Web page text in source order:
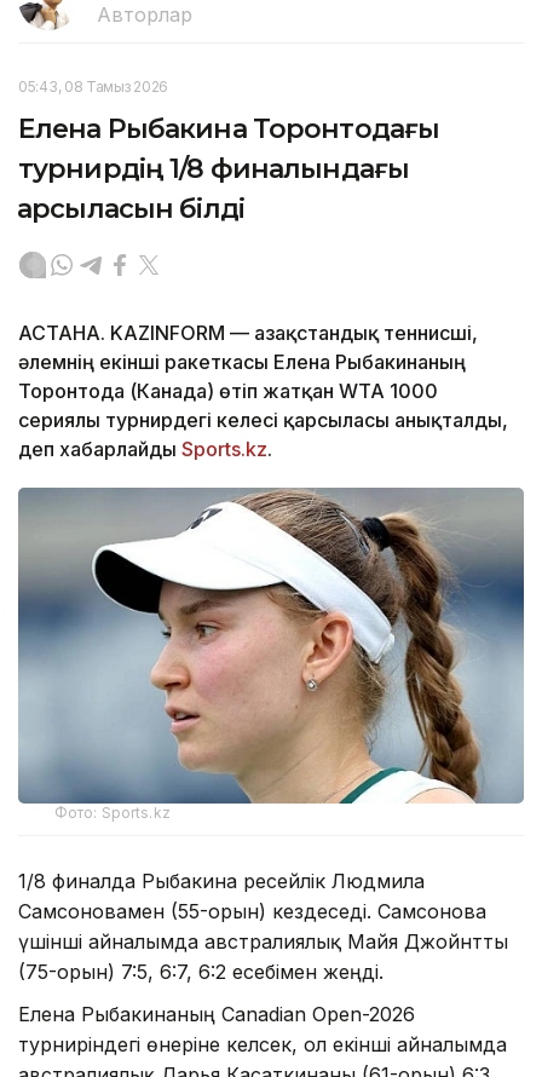
Авторлар
05:43, 08 Тамыз 2026
Елена Рыбакина Торонтодағы
турнирдің 1/8 финалындағы
қарсыласын білді
АСТАНА. KAZINFORM — Қазақстандық теннисші,
әлемнің екінші ракеткасы Елена Рыбакинаның
Торонтода (Канада) өтіп жатқан WTA 1000
сериялы турнирдегі келесі қарсыласы анықталды,
деп хабарлайды Sports.kz.
Фото: Sports.kz
1/8 финалда Рыбакина ресейлік Людмила
Самсоновамен (55-орын) кездеседі. Самсонова
үшінші айналымда австралиялық Майя Джойнтты
(75-орын) 7:5, 6:7, 6:2 есебімен жеңді.
Елена Рыбакинаның Canadian Open-2026
турниріндегі өнеріне келсек, ол екінші айналымда